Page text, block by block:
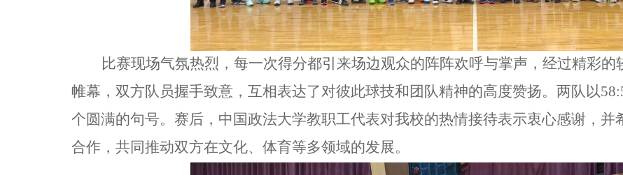
比赛现场气氛热烈，每一次得分都引来场边观众的阵阵欢呼与掌声，经过精彩
帷幕，双方队员握手致意，互相表达了对彼此球技和团队精神的高度赞扬。两队以
个圆满的句号。赛后，中国政法大学教职工代表对我校的热情接待表示衷心感谢，
合作，共同推动双方在文化、体育等多领域的发展。